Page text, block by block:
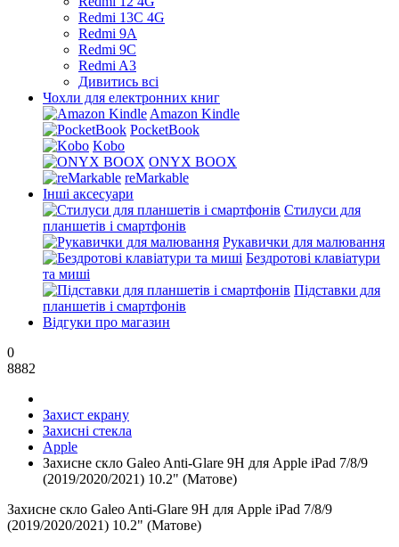
Redmi 13C 4G
Redmi 9A
Redmi 9C
Redmi A3
Дивитись всі
Чохли для електронних книг
Amazon Kindle
PocketBook
Kobo
ONYX BOOX
reMarkable
Інші аксесуари
Стилуси для
планшетів і смартфонів
Рукавички для малювання
Бездротові клавіатури
та миші
Підставки для
планшетів і смартфонів
Відгуки про магазин
0
8882
Захист екрану
Захисні стекла
Apple
Захисне скло Galeo Anti-Glare 9H для Apple iPad 7/8/9
(2019/2020/2021) 10.2" (Матове)
Захисне скло Galeo Anti-Glare 9H для Apple iPad 7/8/9
(2019/2020/2021) 10.2" (Матове)